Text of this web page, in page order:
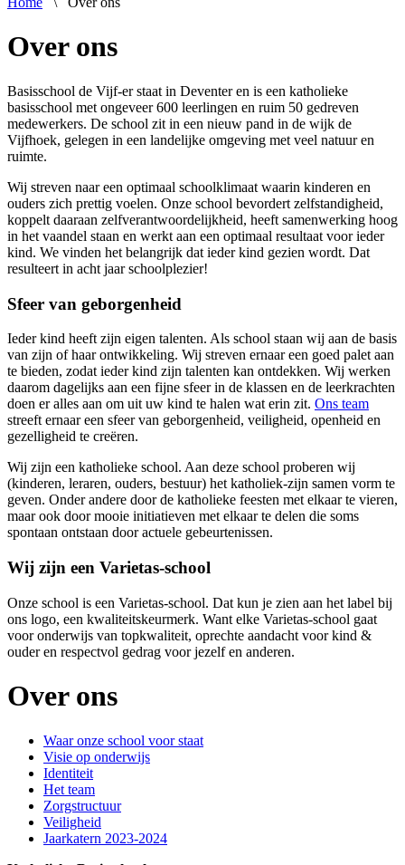
Over ons
Basisschool de Vijf-er staat in Deventer en is een katholieke
basisschool met ongeveer 600 leerlingen en ruim 50 gedreven
medewerkers. De school zit in een nieuw pand in de wijk de
Vijfhoek, gelegen in een landelijke omgeving met veel natuur en
ruimte.
Wij streven naar een optimaal schoolklimaat waarin kinderen en
ouders zich prettig voelen. Onze school bevordert zelfstandigheid,
koppelt daaraan zelfverantwoordelijkheid, heeft samenwerking hoog
in het vaandel staan en werkt aan een optimaal resultaat voor ieder
kind. We vinden het belangrijk dat ieder kind gezien wordt. Dat
resulteert in acht jaar schoolplezier!
Sfeer van geborgenheid
Ieder kind heeft zijn eigen talenten. Als school staan wij aan de basis
van zijn of haar ontwikkeling. Wij streven ernaar een goed palet aan
te bieden, zodat ieder kind zijn talenten kan ontdekken. Wij werken
daarom dagelijks aan een fijne sfeer in de klassen en de leerkrachten
doen er alles aan om uit uw kind te halen wat erin zit. Ons team
streeft ernaar een sfeer van geborgenheid, veiligheid, openheid en
gezelligheid te creëren.
Wij zijn een katholieke school. Aan deze school proberen wij
(kinderen, leraren, ouders, bestuur) het katholiek-zijn samen vorm te
geven. Onder andere door de katholieke feesten met elkaar te vieren,
maar ook door mooie initiatieven met elkaar te delen die soms
spontaan ontstaan door actuele gebeurtenissen.
Wij zijn een Varietas-school
Onze school is een Varietas-school. Dat kun je zien aan het label bij
ons logo, een kwaliteitskeurmerk. Want elke Varietas-school gaat
voor onderwijs van topkwaliteit, oprechte aandacht voor kind &
ouder en respectvol gedrag voor jezelf en anderen.
Over ons
Waar onze school voor staat
Visie op onderwijs
Identiteit
Het team
Zorgstructuur
Veiligheid
Jaarkatern 2023-2024